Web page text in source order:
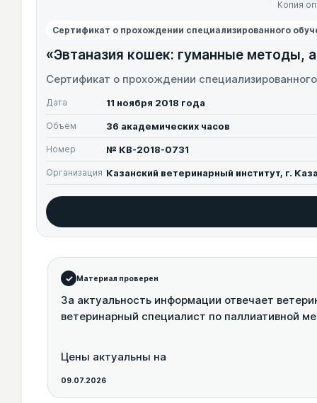
Копия
Сертификат о прохождении специализированного
«Эвтаназия кошек: гуманные методы,
Сертификат о прохождении
Дата 11 ноября 2018 года
Объём 36 академических часов
Номер № КВ-2018-0731
Организация Казанский ветеринарный институт, г.
Материал проверен
За актуальность информации отвечает
ветеринарный специалист по паллиативной
Цены актуальны на
09.07.2026